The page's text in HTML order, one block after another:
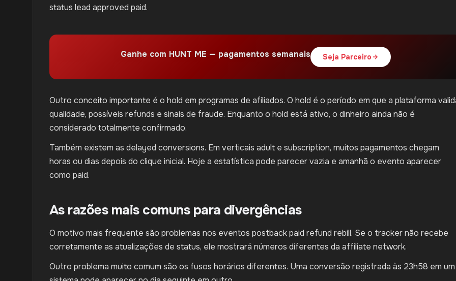
status lead approved paid.
Ganhe com HUNT ME — pagamentos semanais Seja Parceiro
Outro conceito importante é o hold em programas de afiliados. O hold é o período em que a plataforma
qualidade, possíveis refunds e sinais de fraude. Enquanto o hold está ativo, o dinheiro ainda não é
considerado totalmente confirmado.
Também existem as delayed conversions. Em verticais adult e subscription, muitos pagamentos chegam
horas ou dias depois do clique inicial. Hoje a estatística pode parecer vazia e amanhã o evento aparecer
como paid.
As razões mais comuns para divergências
O motivo mais frequente são problemas nos eventos postback paid refund rebill. Se o tracker não recebe
corretamente as atualizações de status, ele mostrará números diferentes da affiliate network.
Outro problema muito comum são os fusos horários diferentes. Uma conversão registrada às 23h58 em um